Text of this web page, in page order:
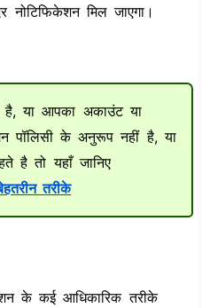
मिल जाएगा।
है, या आपका अकाउंट या
पॉलिसी के अनुरूप नहीं है, या
है तो यहाँ जानिए
तरीके
के कई आधिकारिक तरीके